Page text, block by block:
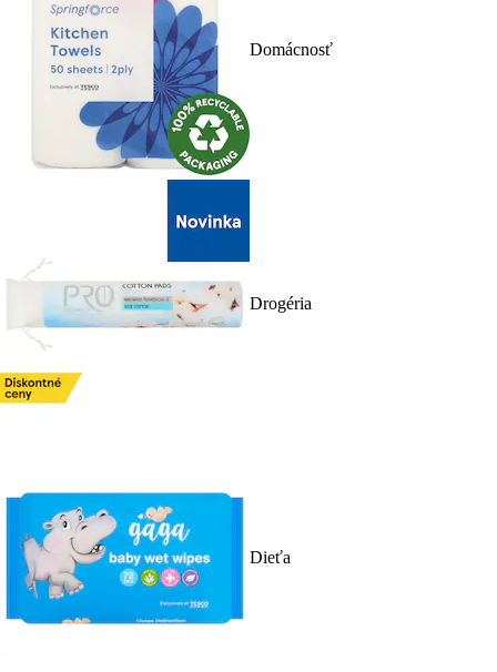
Domácnosť
Drogéria
Dieťa